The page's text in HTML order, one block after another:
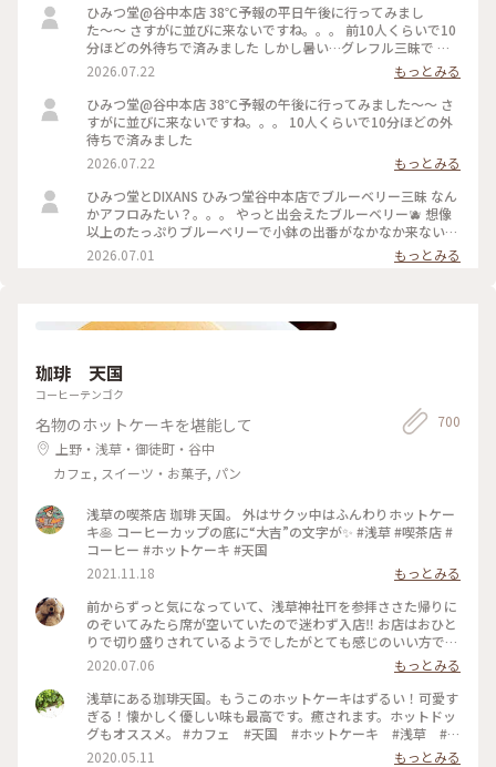
ひみつ堂@谷中本店 38℃予報の平日午後に行ってみまし
た〜〜 さすがに並びに来ないですね。。。 前10人くらいで10
分ほどの外待ちで済みました しかし暑い…グレフル三昧で 果
肉たくさん載って甘いと苦いがちょうどいい！ よーぐると蜜
がいらないくらいしっかり柑橘の味🍋 溶けても生ジュースみ
たいで最後まで美味しかった 夜の部で桃メニューが出る日で
迷ったけどさすがに２時間待てない、、、 それに17時からけ
っこう並ぶのよね。。日没前でまだ暑いし！ 以外と日中は穴
2026.07.22
もっとみる
ひみつ堂@谷中本店 38℃予報の午後に行ってみました〜〜 さ
すがに並びに来ないですね。。。 10人くらいで10分ほどの外
待ちで済みました
2026.07.22
もっとみる
ひみつ堂とDIXANS ひみつ堂谷中本店でブルーベリー三昧 なん
かアフロみたい？。。。 やっと出会えたブルーベリー🫐 想像
以上のたっぷりブルーベリーで小鉢の出番がなかなか来ない
何粒のブルーベリー使ってるんだろ ひみつのガールズパワー
毎日お疲れ様様です！ 魔夏営業スタートなのでいっぱい通い
2026.07.01 もっとみる
珈琲 天国
コーヒーテンゴク
名物のホットケーキを堪能して
上野・浅草・御徒町・谷中
カフェ, スイーツ・お菓子, パン
700
浅草の喫茶店 珈琲 天国。 外はサクッ中はふんわりホットケー
キ🥞 コーヒーカップの底に“大吉”の文字が✨ #浅草 #喫茶店 #
コーヒー #ホットケーキ #天国
2021.11.18
もっとみる
前からずっと気になっていて、浅草神社⛩を参拝ささた帰りに
のぞいてみたら席が空いていたので迷わず入店‼️ お店はおひと
りで切り盛りされているようでしたがとても感じのいい方で、
ホットケーキ🥞は昔ながらの素朴なかんじがコーヒー☕️によく
合って美味しかった😆💕
2020.07.06
もっとみる
浅草にある珈琲天国。もうこのホットケーキはずるい！可愛す
ぎる！懐かしく優しい味も最高です。癒されます。ホットドッ
グもオススメ。 #カフェ #天国 #ホットケーキ #浅草 #東
京
2020.05.11 もっとみる